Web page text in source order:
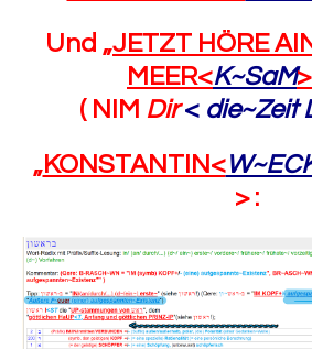
Und „JETZT HÖRE
MEER<K~SaM
( NIM Dir< die~Zeit
„KONSTANTIN<
> :